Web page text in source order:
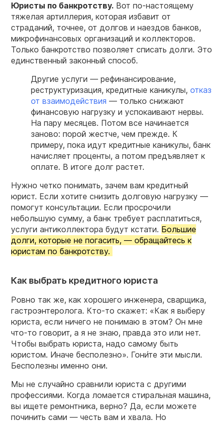
Юристы по банкротству. Вот по-настоящему
тяжелая артиллерия, которая избавит от
страданий, точнее, от долгов и наездов банков,
микрофинансовых организаций и коллекторов.
Только банкротство позволяет списать долги. Это
единственный законный способ.
Другие услуги — рефинансирование,
реструктуризация, кредитные каникулы, отказ
от взаимодействия — только снижают
финансовую нагрузку и успокаивают нервы.
На пару месяцев. Потом все начинается
заново: порой жестче, чем прежде. К
примеру, пока идут кредитные каникулы, банк
начисляет проценты, а потом предъявляет к
оплате. В итоге долг растет.
Нужно четко понимать, зачем вам кредитный
юрист. Если хотите снизить долговую нагрузку —
помогут консультации. Если просрочили
небольшую сумму, а банк требует расплатиться,
услуги антиколлектора будут кстати. Большие
долги, которые не погасить, — обращайтесь к
юристам по банкротству.
Как выбрать кредитного юриста
Ровно так же, как хорошего инженера, сварщика,
гастроэнтеролога. Кто-то скажет: «Как я выберу
юриста, если ничего не понимаю в этом? Он мне
что-то говорит, а я не знаю, правда это или нет.
Чтобы выбрать юриста, надо самому быть
юристом. Иначе бесполезно». Гони́те эти мысли.
Бесполезны именно они.
Мы не случайно сравнили юриста с другими
профессиями. Когда ломается стиральная машина,
вы ищете ремонтника, верно? Да, если можете
починить сами — честь вам и хвала. Но